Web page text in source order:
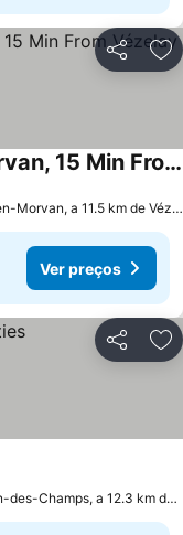
Partilhar
Le Moulin De St André En Morvan, 15 Min From Vézelay / Avallon
Saint-André-en-Morvan, a 11.5 km de Vézelay
Ver preços
Partilhar
Saint-Germain-des-Champs, a 12.3 km de Vézelay